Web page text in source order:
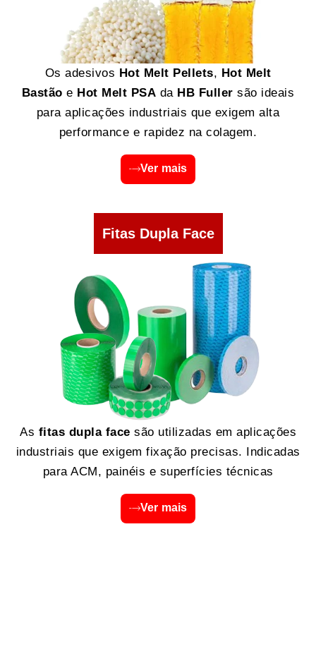
Os adesivos Hot Melt Pellets, Hot Melt
Bastão e Hot Melt PSA da HB Fuller são ideais
para aplicações industriais que exigem alta
performance e rapidez na colagem.
Ver mais
Fitas Dupla Face
As fitas dupla face são utilizadas em aplicações
industriais que exigem fixação precisas. Indicadas
para ACM, painéis e superfícies técnicas
Ver mais